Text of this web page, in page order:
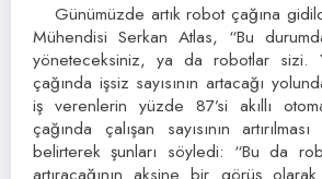
Günümüzde artık robot çağına
Mühendisi Serkan Atlas, “Bu
yöneteceksiniz, ya da robotlar sizi.
çağında işsiz sayısının artacağı
iş verenlerin yüzde 87’si akıllı
çağında çalışan sayısının
belirterek şunları söyledi: “Bu da